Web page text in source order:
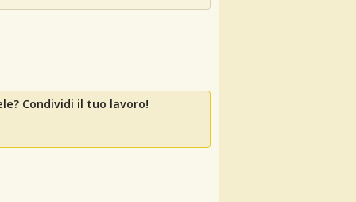
Condividi il tuo lavoro!